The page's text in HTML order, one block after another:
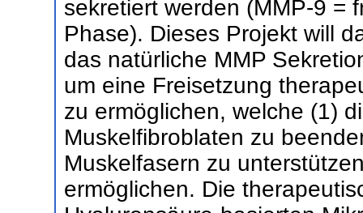
sekretiert werden (MMP-9 =
Phase). Dieses Projekt will
das natürliche MMP
um eine Freisetzung
zu ermöglichen, welche (1)
Muskelfibroblaten zu
Muskelfasern zu
ermöglichen. Die